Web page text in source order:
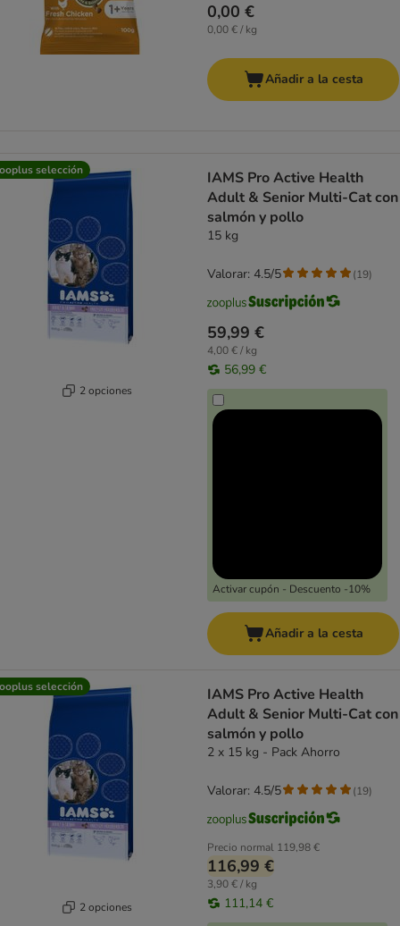
0,00 €
0,00 € / kg
Añadir a la cesta
selección
2 opciones
IAMS Pro Active Health
Adult & Senior Multi-Cat con
salmón y pollo
15 kg
59,99 €
4,00 € / kg
56,99 €
Activar cupón - Descuento -10%
Valorar: 4.5/5 (19)
Añadir a la cesta
selección
2 opciones
IAMS Pro Active Health
Adult & Senior Multi-Cat con
salmón y pollo
2 x 15 kg - Pack Ahorro
Precio normal 119,98 €
116,99 €
3,90 € / kg
111,14 €
Valorar: 4.5/5 (19)